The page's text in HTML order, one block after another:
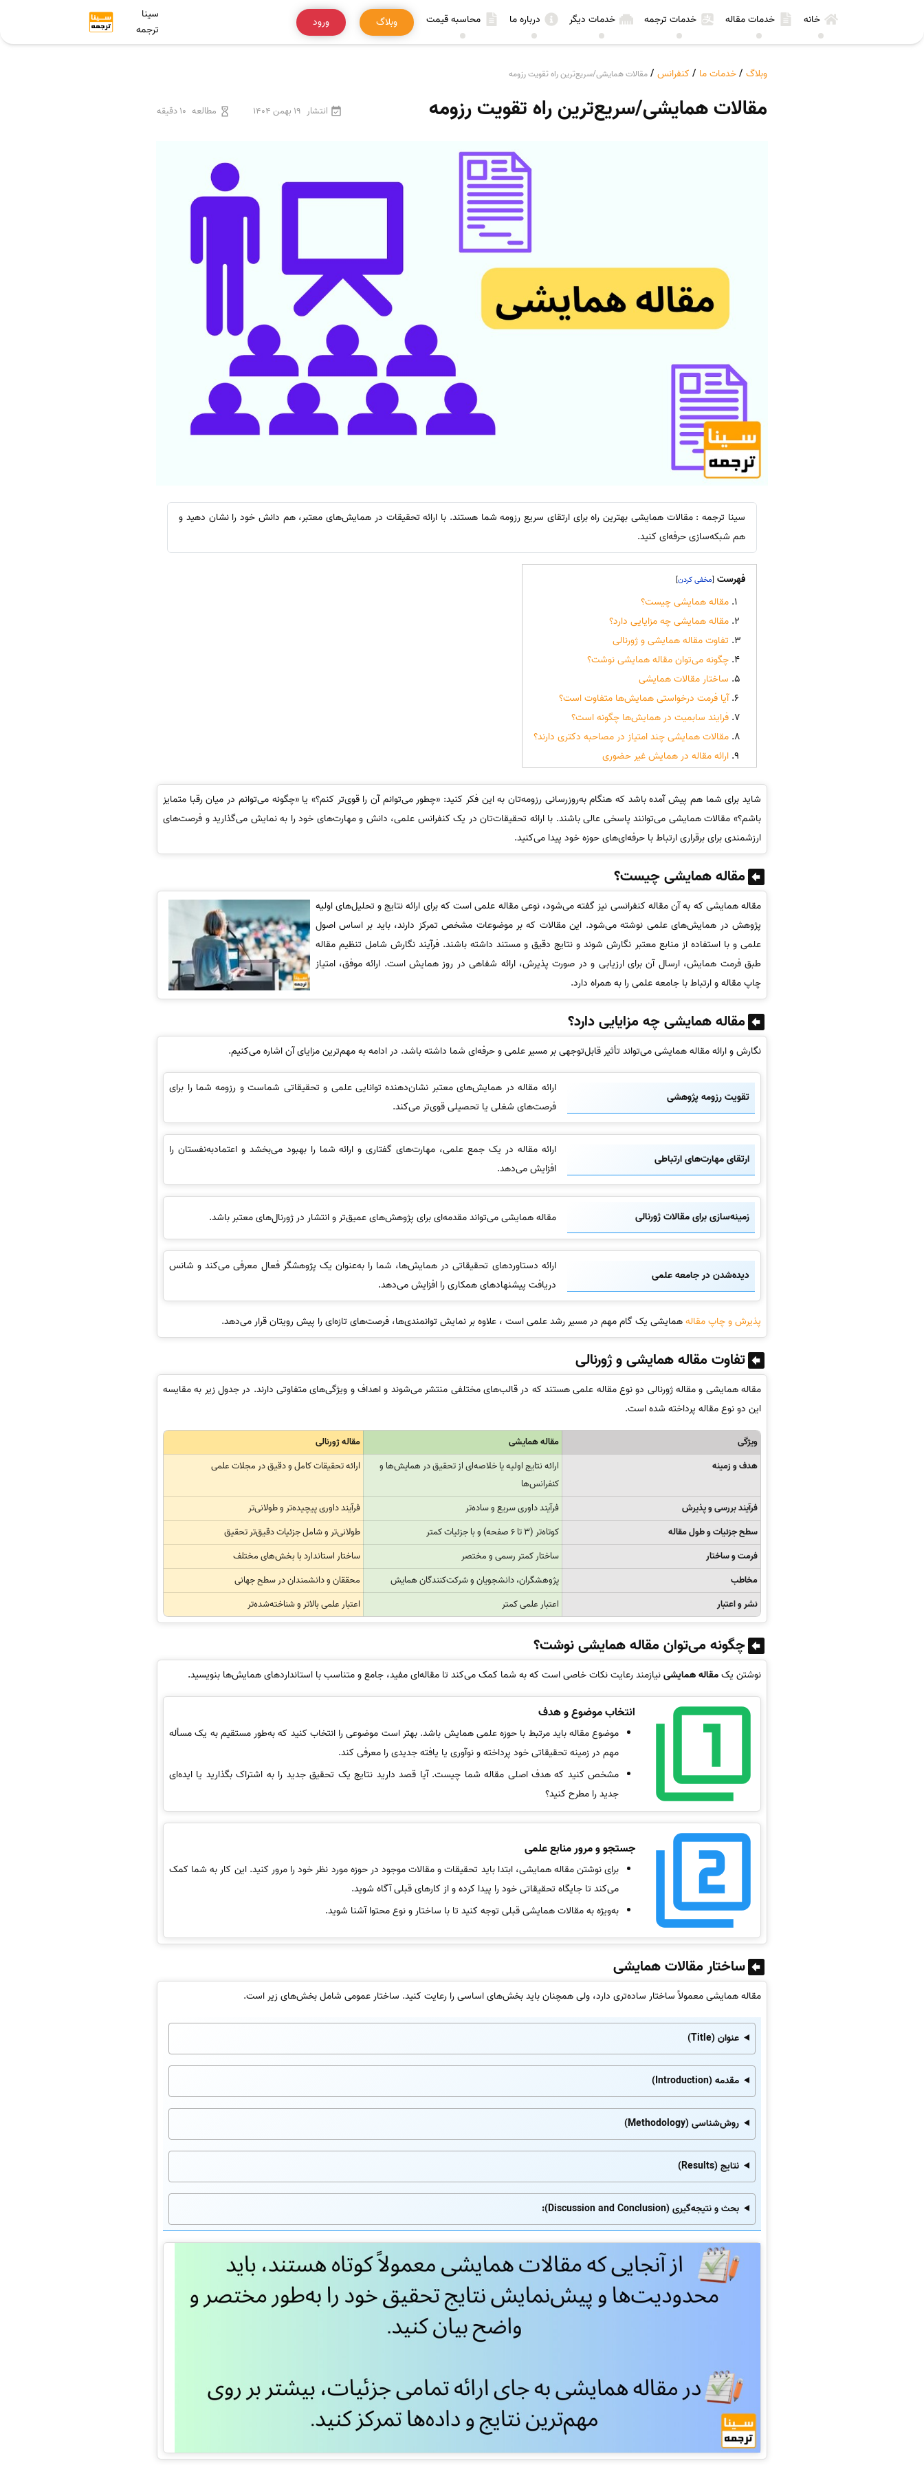
خانه خدمات مقاله خدمات ترجمه خدمات دیگر درباره ما محاسبه قیمت وبلاگ ورود
سینا
ترجمه
وبلاگ /خدمات ما / کنفرانس / مقالات همایشی/سریع‌ترین راه تقویت رزومه
مقالات همایشی/سریع‌ترین راه تقویت رزومه انتشار 19 بهمن 1404 مطالعه 10 دقیقه
سینا ترجمه : مقالات همایشی بهترین راه برای ارتقای سریع رزومه شما هستند. با ارائه تحقیقات در همایش‌های معتبر، هم دانش خود را نشان دهید و
هم شبکه‌سازی حرفه‌ای کنید.
فهرست [
]
مقاله همایشی چیست؟
مقاله همایشی چه مزایایی دارد؟
تفاوت مقاله همایشی و ژورنالی
چگونه می‌توان مقاله همایشی نوشت؟
ساختار مقالات همایشی
آیا فرمت درخواستی همایش‌ها متفاوت است؟
فرایند سابمیت در همایش‌ها چگونه است؟
مقالات همایشی چند امتیاز در مصاحبه دکتری دارند؟
ارائه مقاله در همایش غیر حضوری
شاید برای شما هم پیش آمده باشد که هنگام به‌روزرسانی رزومه‌تان به این فکر کنید: «چطور می‌توانم آن را قوی‌تر کنم؟» یا «چگونه می‌توانم در میان رقبا متمایز
باشم؟» مقالات همایشی می‌توانند پاسخی عالی باشند. با ارائه تحقیقات‌تان در یک کنفرانس علمی، دانش و مهارت‌های خود را به نمایش می‌گذارید و فرصت‌های
ارزشمندی برای برقراری ارتباط با حرفه‌ای‌های حوزه خود پیدا می‌کنید.
مقاله همایشی چیست؟
مقاله همایشی که به آن مقاله کنفرانسی نیز گفته می‌شود، نوعی مقاله علمی است که برای ارائه نتایج و تحلیل‌های اولیه
پژوهش در همایش‌های علمی نوشته می‌شود. این مقالات که بر موضوعات مشخص تمرکز دارند، باید بر اساس اصول
علمی و با استفاده از منابع معتبر نگارش شوند و نتایج دقیق و مستند داشته باشند. فرآیند نگارش شامل تنظیم مقاله
طبق فرمت همایش، ارسال آن برای ارزیابی و در صورت پذیرش، ارائه شفاهی در روز همایش است. ارائه موفق، امتیاز
چاپ مقاله و ارتباط با جامعه علمی را به همراه دارد.
مقاله همایشی چه مزایایی دارد؟
نگارش و ارائه مقاله همایشی می‌تواند تأثیر قابل‌توجهی بر مسیر علمی و حرفه‌ای شما داشته باشد. در ادامه به مهم‌ترین مزایای آن اشاره می‌کنیم.
تقویت رزومه پژوهشی
ارائه مقاله در همایش‌های معتبر نشان‌دهنده توانایی علمی و تحقیقاتی شماست و رزومه شما را برای
فرصت‌های شغلی یا تحصیلی قوی‌تر می‌کند.
ارتقای مهارت‌های ارتباطی
ارائه مقاله در یک جمع علمی، مهارت‌های گفتاری و ارائه شما را بهبود می‌بخشد و اعتمادبه‌نفستان را
افزایش می‌دهد.
زمینه‌سازی برای مقالات ژورنالی مقاله همایشی می‌تواند مقدمه‌ای برای پژوهش‌های عمیق‌تر و انتشار در ژورنال‌های معتبر باشد.
دیده‌شدن در جامعه علمی
ارائه دستاوردهای تحقیقاتی در همایش‌ها، شما را به‌عنوان یک پژوهشگر فعال معرفی می‌کند و شانس
دریافت پیشنهادهای همکاری را افزایش می‌دهد.
پذیرش و چاپ مقالههمایشی یک گام مهم در مسیر رشد علمی است ، علاوه بر نمایش توانمندی‌ها، فرصت‌های تازه‌ای را پیش رویتان قرار می‌دهد.
تفاوت مقاله همایشی و ژورنالی
مقاله همایشی و مقاله ژورنالی دو نوع مقاله علمی هستند که در قالب‌های مختلفی منتشر می‌شوند و اهداف و ویژگی‌های متفاوتی دارند. در جدول زیر به مقایسه
این دو نوع مقاله پرداخته شده است.
ویژگی مقاله همایشی
مقاله ژورنالی
هدف و زمینه
ارائه نتایج اولیه یا خلاصه‌ای از تحقیق در همایش‌ها و
کنفرانس‌ها
ارائه تحقیقات کامل و دقیق در مجلات علمی
فرآیند بررسی و پذیرش فرآیند داوری سریع و ساده‌تر
فرآیند داوری پیچیده‌تر و طولانی‌تر
سطح جزئیات و طول مقاله
کوتاه‌تر (3 تا 6 صفحه) و با جزئیات کمتر
طولانی‌تر و شامل جزئیات دقیق‌تر تحقیق
فرمت و ساختار
ساختار کمتر رسمی و مختصر
ساختار استاندارد با بخش‌های مختلف
مخاطب
پژوهشگران، دانشجویان و شرکت‌کنندگان همایش
محققان و دانشمندان در سطح جهانی
نشر و اعتبار
اعتبار علمی کمتر اعتبار علمی بالاتر و شناخته‌شده‌تر
چگونه می‌توان مقاله همایشی نوشت؟
نوشتن یکمقاله همایشینیازمند رعایت نکات خاصی است که به شما کمک می‌کند تا مقاله‌ای مفید، جامع و متناسب با استانداردهای همایش‌ها بنویسید.
انتخاب موضوع و هدف
موضوع مقاله باید مرتبط با حوزه علمی همایش باشد. بهتر است موضوعی را انتخاب کنید که به‌طور مستقیم به یک مسأله
مهم در زمینه تحقیقاتی خود پرداخته و نوآوری یا یافته جدیدی را معرفی کند.
مشخص کنید که هدف اصلی مقاله شما چیست. آیا قصد دارید نتایج یک تحقیق جدید را به اشتراک بگذارید یا ایده‌ای
جدید را مطرح کنید؟
جستجو و مرور منابع علمی
برای نوشتن مقاله همایشی، ابتدا باید تحقیقات و مقالات موجود در حوزه مورد نظر خود را مرور کنید. این کار به شما کمک
می‌کند تا جایگاه تحقیقاتی خود را پیدا کرده و از کارهای قبلی آگاه شوید.
به‌ویژه به مقالات همایشی قبلی توجه کنید تا با ساختار و نوع محتوا آشنا شوید.
ساختار مقالات همایشی
مقاله همایشی معمولاً ساختار ساده‌تری دارد، ولی همچنان باید بخش‌های اساسی را رعایت کنید. ساختار عمومی شامل بخش‌های زیر است.
عنوان (Title)
مقدمه (Introduction)
روش‌شناسی (Methodology)
نتایج (Results)
بحث و نتیجه‌گیری (Discussion and Conclusion):